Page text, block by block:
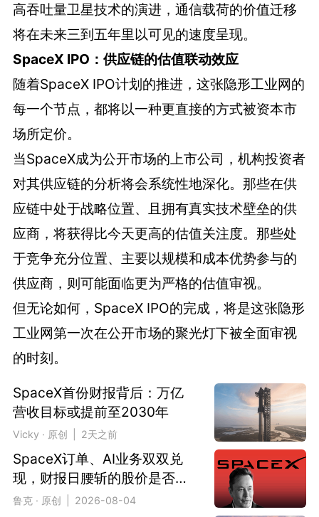
高吞吐量卫星技术的演进，通信载荷的价值迁移
将在未来三到五年里以可见的速度呈现。
SpaceX IPO：供应链的估值联动效应
随着SpaceX IPO计划的推进，这张隐形工业网的
每一个节点，都将以一种更直接的方式被资本市
场所定价。
当SpaceX成为公开市场的上市公司，机构投资者
对其供应链的分析将会系统性地深化。那些在供
应链中处于战略位置、且拥有真实技术壁垒的供
应商，将获得比今天更高的估值关注度。那些处
于竞争充分位置、主要以规模和成本优势参与的
供应商，则可能面临更为严格的估值审视。
但无论如何，SpaceX IPO的完成，将是这张隐形
工业网第一次在公开市场的聚光灯下被全面审视
的时刻。
SpaceX首份财报背后：万亿
营收目标或提前至2030年
Vicky · 原创 | 2天之前
SpaceX订单、AI业务双双兑
现，财报日腰斩的股价是否会
绝地反弹？
鲁克 · 原创 | 2026-08-04